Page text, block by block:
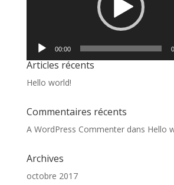
00:00
Articles récents
Hello world!
Commentaires récents
A WordPress Commenterdans Hello
Archives
octobre 2017